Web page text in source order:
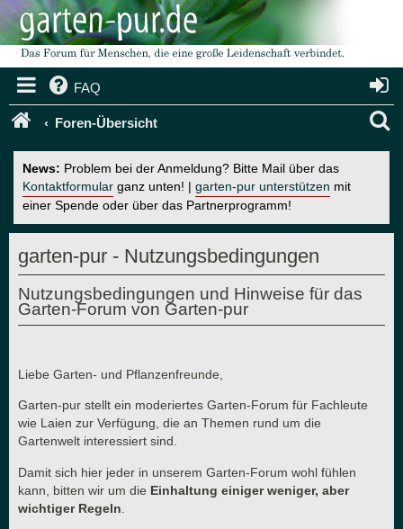
FAQ
Foren-Übersicht
News: Problem bei der Anmeldung? Bitte Mail über das
Kontaktformular ganz unten! | garten-pur unterstützen mit
einer Spende oder über das Partnerprogramm!
garten-pur - Nutzungsbedingungen
Nutzungsbedingungen und Hinweise für das
Garten-Forum von Garten-pur
Liebe Garten- und Pflanzenfreunde,
Garten-pur stellt ein moderiertes Garten-Forum für Fachleute
wie Laien zur Verfügung, die an Themen rund um die
Gartenwelt interessiert sind.
Damit sich hier jeder in unserem Garten-Forum wohl fühlen
kann, bitten wir um die Einhaltung einiger weniger, aber
wichtiger Regeln